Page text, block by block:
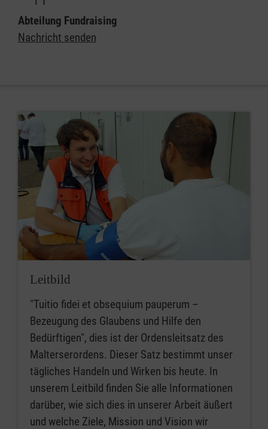
Abteilung Fundraising
Nachricht senden
Leitbild
"Tuitio fidei et obsequium pauperum –
Bezeugung des Glaubens und Hilfe den
Bedürftigen", dies ist der Ordensleitsatz des
Malterserordens. Dieser Satz bestimmt unser
tägliches Handeln und Wirken bis heute. In
unserem Leitbild finden Sie alle Informationen
darüber, wie sich dies in unserer Arbeit äußert
und welche Ziele, Mission und Vision wir